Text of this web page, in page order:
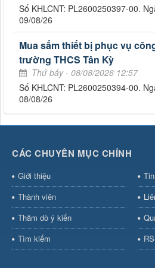
Số KHLCNT: PL2600250397-00.
09/08/26
Mua sắm thiết bị phục vụ
trường THCS Tân Kỳ
Thứ bảy - 08/08/2026 12:57
Số KHLCNT: PL2600250394-00.
08/08/26
CÁC CHUYÊN MỤC CHÍNH
Giới thiệu
Thành viên
Thăm dò ý kiến
Tìm kiếm